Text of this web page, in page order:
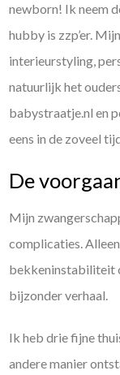
newborn! Ik neem
hubby is zzp’er.
interieurstyling,
natuurlijk het
babystraatje.nl en
eens in de zoveel
De
Mijn
complicaties.
bekkeninstabiliteit
bijzonder verhaal.
Ik heb drie fijne
andere manier